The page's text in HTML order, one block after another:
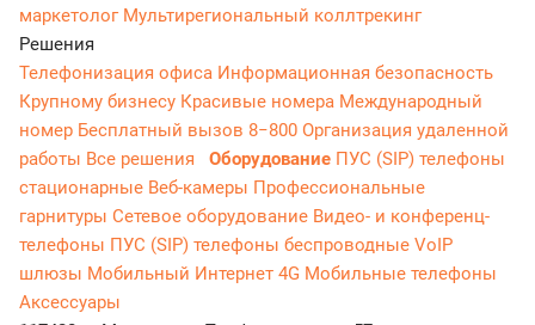
маркетолог Мультирегиональный коллтрекинг
Решения
Телефонизация офиса Информационная безопасность
Крупному бизнесу Красивые номера Международный
номер Бесплатный вызов 8−800 Организация удаленной
работы Все решения Оборудование ПУС (SIP) телефоны
стационарные Веб-камеры Профессиональные
гарнитуры Сетевое оборудование Видео- и конференц-
телефоны ПУС (SIP) телефоны беспроводные VoIP
шлюзы Мобильный Интернет 4G Мобильные телефоны
Аксессуары